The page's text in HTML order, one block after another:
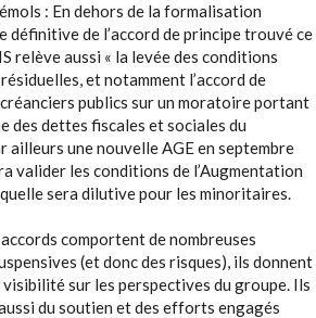
: En dehors de la formalisation
définitive de l’accord de principe trouvé ce
relève aussi « la levée des conditions
et notamment l’accord de
publics sur un moratoire portant
des dettes fiscales et sociales du
ailleurs une nouvelle AGE en septembre
valider les conditions de l’Augmentation
sera dilutive pour les minoritaires.
comportent de nombreuses
(et donc des risques), ils donnent
visibilité sur les perspectives du groupe. Ils
du soutien et des efforts engagés